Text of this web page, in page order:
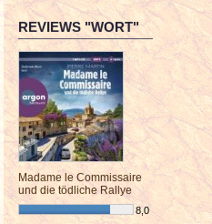
REVIEWS "WORT"
Madame le Commissaire
und die tödliche Rallye
8,0